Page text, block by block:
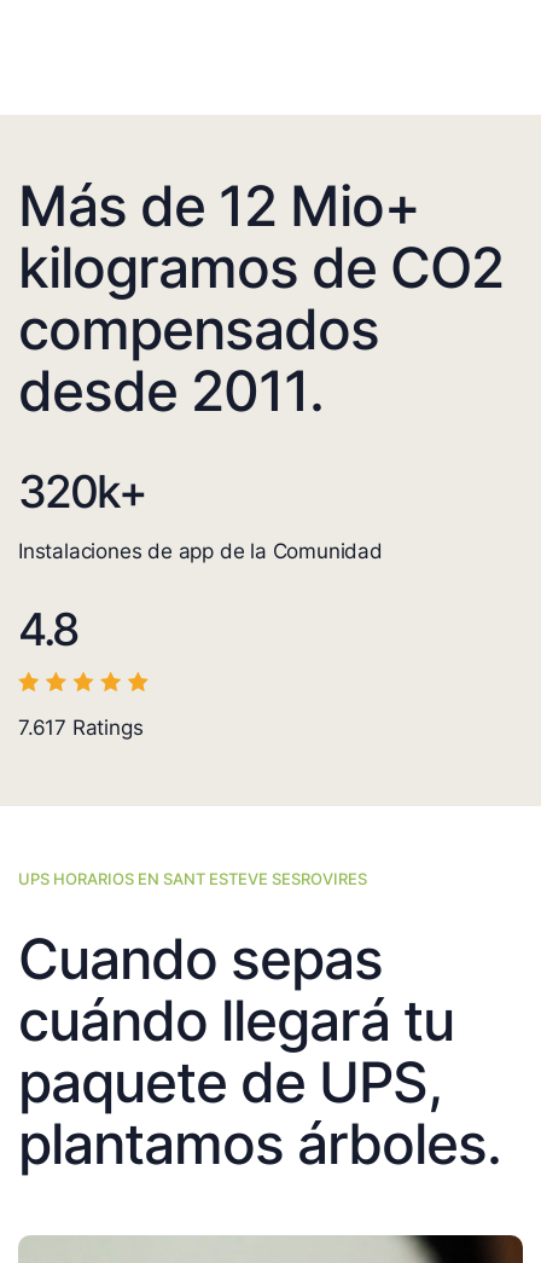
Más de 12 Mio+
kilogramos de CO2
compensados
desde 2011.
320k+
Instalaciones de app de la Comunidad
4.8
7.617 Ratings
UPS HORARIOS EN SANT ESTEVE SESROVIRES
Cuando sepas
cuándo llegará tu
paquete de UPS,
plantamos árboles.